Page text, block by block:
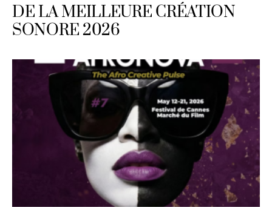
DE LA MEILLEURE CRÉATION
SONORE 2026